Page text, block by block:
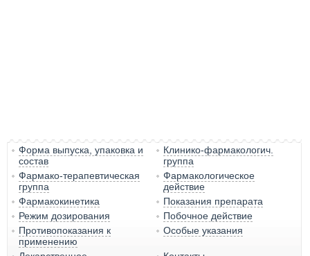
Форма выпуска, упаковка и
состав
Клинико-фармакологич.
группа
Фармако-терапевтическая
группа
Фармакологическое
действие
Фармакокинетика
Показания препарата
Режим дозирования
Побочное действие
Противопоказания к
применению
Особые указания